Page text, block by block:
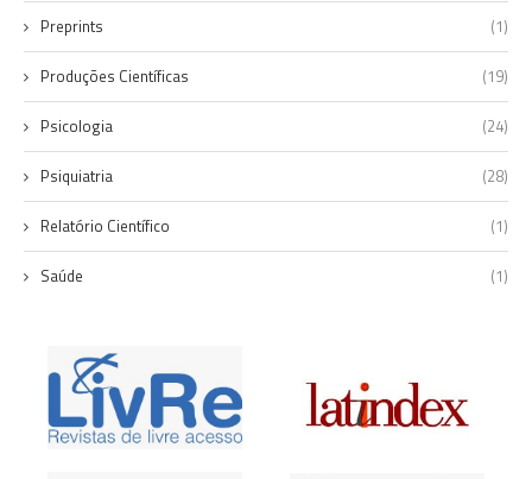
Preprints (1)
Produções Científicas (19)
Psicologia (24)
Psiquiatria (28)
Relatório Científico (1)
Saúde (1)